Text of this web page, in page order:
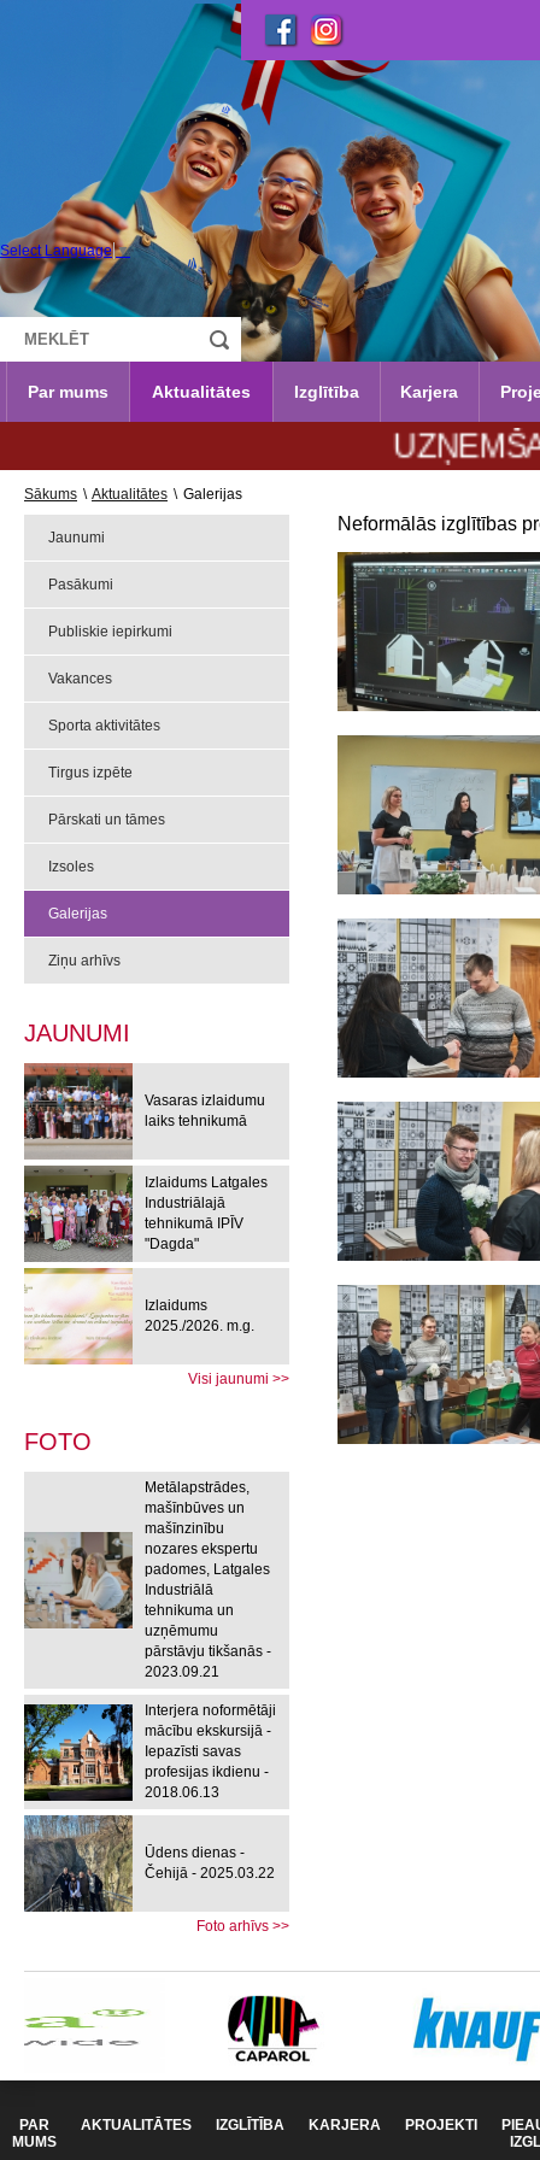
Select Language ▼
Par mums Aktualitātes Izglītība Karjera
Sākums \ Aktualitātes \ Galerijas
Jaunumi
Pasākumi
Publiskie iepirkumi
Vakances
Sporta aktivitātes
Tirgus izpēte
Pārskati un tāmes
Izsoles
Galerijas
Ziņu arhīvs
JAUNUMI
Vasaras izlaidumu
laiks tehnikumā
Izlaidums Latgales
Industriālajā
tehnikumā IPĪV
"Dagda"
Izlaidums
2025./2026. m.g.
Visi jaunumi >>
FOTO
Metālapstrādes,
mašīnbūves un
mašīnzinību
nozares ekspertu
padomes, Latgales
Industriālā
tehnikuma un
uzņēmumu
pārstāvju tikšanās -
2023.09.21
Interjera noformētāji
mācību ekskursijā -
Iepazīsti savas
profesijas ikdienu -
2018.06.13
Ūdens dienas -
Čehijā - 2025.03.22
Foto arhīvs >>
Neformālās izglītības
PAR
MUMS
AKTUALITĀTES IZGLĪTĪBA KARJERA PROJEKTI